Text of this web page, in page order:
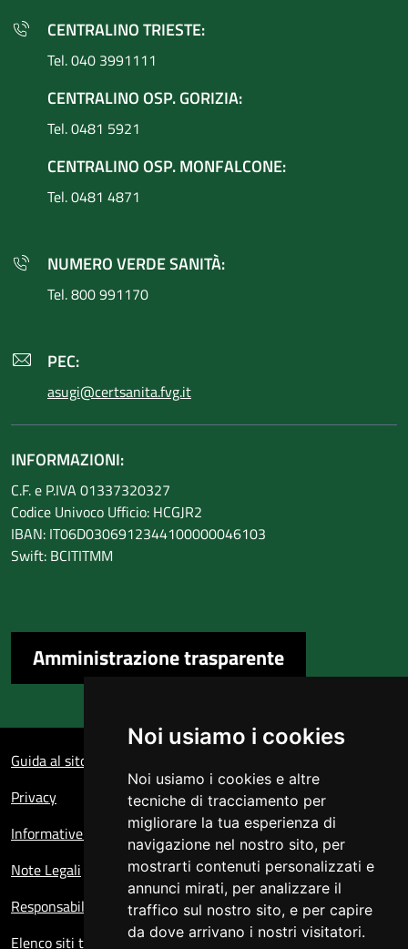
Noi usiamo i cookies
Noi usiamo i cookies e altre
tecniche di tracciamento per
migliorare la tua esperienza di
navigazione nel nostro sito, per
mostrarti contenuti personalizzati e
annunci mirati, per analizzare il
traffico sul nostro sito, e per capire
da dove arrivano i nostri visitatori.
CENTRALINO TRIESTE:
Tel. 040 3991111
CENTRALINO OSP. GORIZIA:
Tel. 0481 5921
CENTRALINO OSP. MONFALCONE:
Tel. 0481 4871
NUMERO VERDE SANITÀ:
Tel. 800 991170
PEC:
asugi@certsanita.fvg.it
INFORMAZIONI:
C.F. e P.IVA 01337320327
Codice Univoco Ufficio: HCGJR2
IBAN: IT06D0306912344100000046103
Swift: BCITITMM
Amministrazione trasparente
Guida al sito
Privacy
Informative sul trattamento dei dati personali
Note Legali
Responsabile del sito
Elenco siti tematici